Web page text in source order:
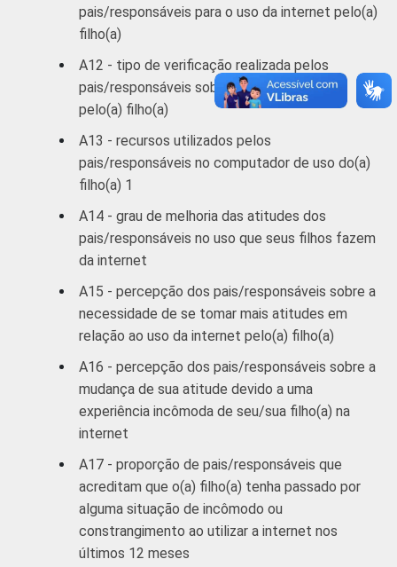
1Respostas estimuladas. Cada item
apresentado se refere apenas aos
resultados da alternativa "sim". Dados
coletados entre abril e julho de 2012.
pais/responsáveis para o uso da internet pelo(a)
filho(a)
A12 - tipo de verificação realizada pelos
pais/responsáveis sobre o uso da internet
pelo(a) filho(a)
A13 - recursos utilizados pelos
pais/responsáveis no computador de uso do(a)
filho(a) 1
A14 - grau de melhoria das atitudes dos
pais/responsáveis no uso que seus filhos fazem
da internet
A15 - percepção dos pais/responsáveis sobre a
necessidade de se tomar mais atitudes em
relação ao uso da internet pelo(a) filho(a)
A16 - percepção dos pais/responsáveis sobre a
mudança de sua atitude devido a uma
experiência incômoda de seu/sua filho(a) na
internet
A17 - proporção de pais/responsáveis que
acreditam que o(a) filho(a) tenha passado por
alguma situação de incômodo ou
constrangimento ao utilizar a internet nos
últimos 12 meses